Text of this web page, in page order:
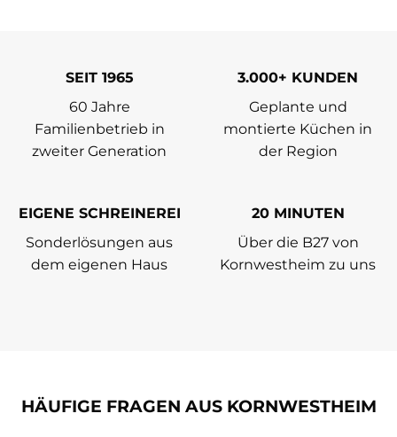
SEIT 1965
60 Jahre
Familienbetrieb in
zweiter Generation
3.000+ KUNDEN
Geplante und
montierte Küchen in
der Region
EIGENE SCHREINEREI
Sonderlösungen aus
dem eigenen Haus
20 MINUTEN
Über die B27 von
Kornwestheim zu uns
HÄUFIGE FRAGEN AUS KORNWESTHEIM